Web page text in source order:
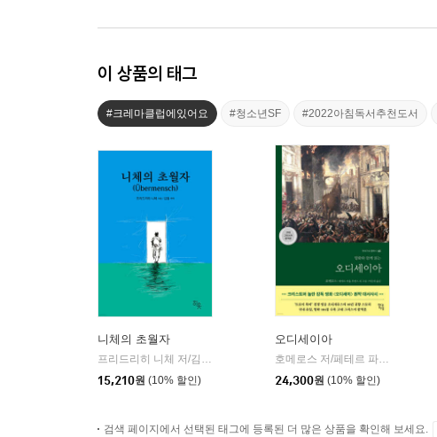
이 상품의 태그
#크레마클럽에있어요 #청소년SF #2022아침독서추천도서
니체의 초월자
프리드리히 니체 저/김철 편역
15,210원 (10% 할인)
오디세이아
호메로스 저/페테르 파울 루벤스 그림/박문재 역
24,300원 (10% 할인)
검색 페이지에서 선택된 태그에 등록된 더 많은 상품을 확인해 보세요.